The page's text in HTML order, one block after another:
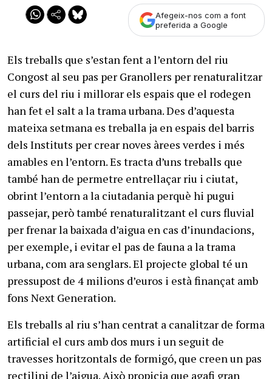
Afegeix-nos com a font
preferida a Google
Els treballs que s’estan fent a l’entorn del riu
Congost al seu pas per Granollers per renaturalitzar
el curs del riu i millorar els espais que el rodegen
han fet el salt a la trama urbana. Des d’aquesta
mateixa setmana es treballa ja en espais del barris
dels Instituts per crear noves àrees verdes i més
amables en l’entorn. Es tracta d’uns treballs que
també han de permetre entrellaçar riu i ciutat,
obrint l’entorn a la ciutadania perquè hi pugui
passejar, però també renaturalitzant el curs fluvial
per frenar la baixada d’aigua en cas d’inundacions,
per exemple, i evitar el pas de fauna a la trama
urbana, com ara senglars. El projecte global té un
pressupost de 4 milions d’euros i està finançat amb
fons Next Generation.
Els treballs al riu s’han centrat a canalitzar de forma
artificial el curs amb dos murs i un seguit de
travesses horitzontals de formigó, que creen un pas
rectilini de l’aigua. Això propicia que agafi gran